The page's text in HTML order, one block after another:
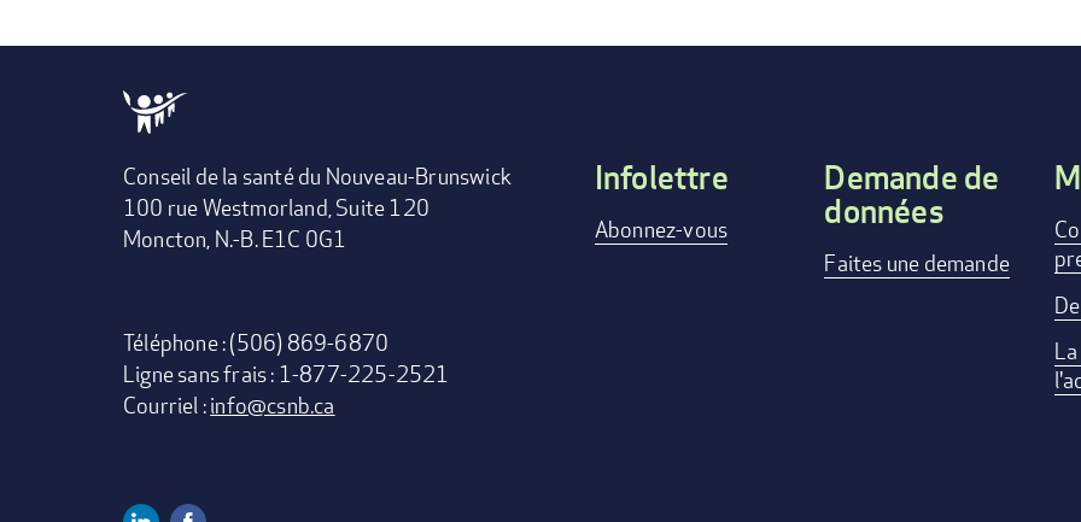
Conseil de la santé du Nouveau-Brunswick
100 rue Westmorland, Suite 120
Moncton, N.-B. E1C 0G1
Téléphone : (506) 869-6870
Ligne sans frais : 1-877-225-2521
Courriel :info@csnb.ca
Footer
Infolettre
Abonnez-vous
Demande de
données
Faites une demande